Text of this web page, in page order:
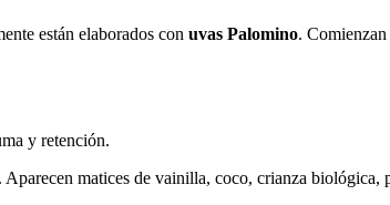
están elaborados con uvas Palomino.
y retención.
. Aparecen matices de vainilla, coco, crianza